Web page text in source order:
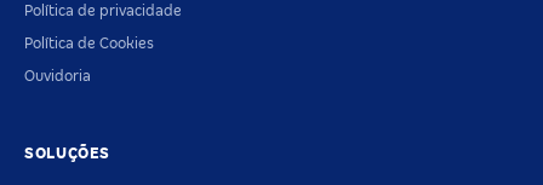
Política de privacidade
Política de Cookies
Ouvidoria
SOLUÇÕES